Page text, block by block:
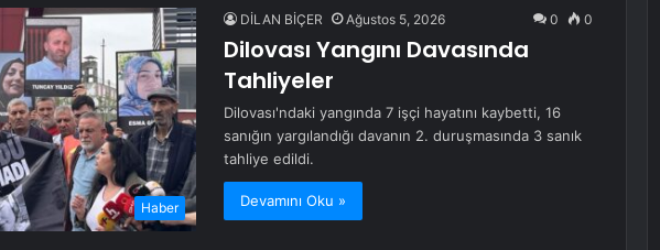
Haber
DİLAN BİÇER Ağustos 5, 2026 0 0
Dilovası Yangını Davasında
Tahliyeler
Dilovası'ndaki yangında 7 işçi hayatını kaybetti, 16
sanığın yargılandığı davanın 2. duruşmasında 3 sanık
tahliye edildi.
Devamını Oku »